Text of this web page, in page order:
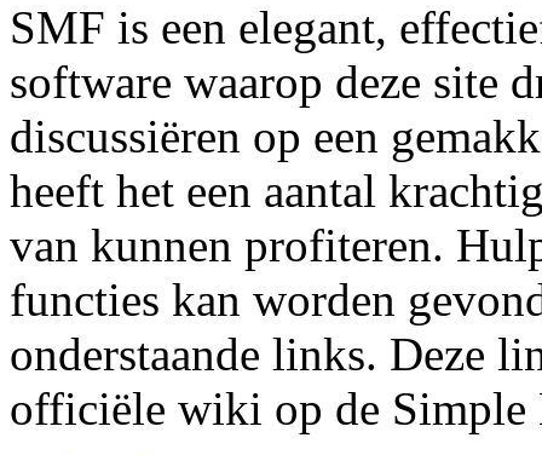
SMF is een elegant,
software waarop deze site
discussiëren op een
heeft het een aantal
van kunnen profiteren.
functies kan worden
onderstaande links. Deze
officiële wiki op de Simple